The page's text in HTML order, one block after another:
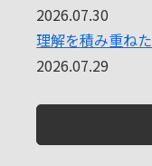
2026.07.30
理解を積み重ね
2026.07.29